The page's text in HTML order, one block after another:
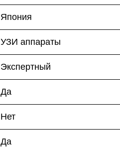
Япония
УЗИ аппараты
Экспертный
Да
Нет
Да